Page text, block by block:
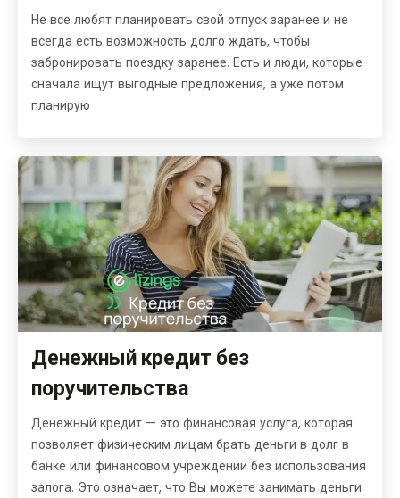
Не все любят планировать свой отпуск заранее и не
всегда есть возможность долго ждать, чтобы
забронировать поездку заранее. Есть и люди, которые
сначала ищут выгодные предложения, а уже потом
планирую
Денежный кредит без
поручительства
Денежный кредит — это финансовая услуга, которая
позволяет физическим лицам брать деньги в долг в
банке или финансовом учреждении без использования
залога. Это означает, что Вы можете занимать деньги